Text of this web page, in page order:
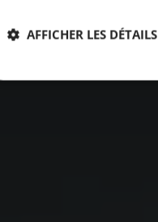
AFFICHER LES DÉTAILS